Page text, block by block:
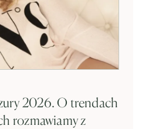
2026. O trendach
rozmawiamy z